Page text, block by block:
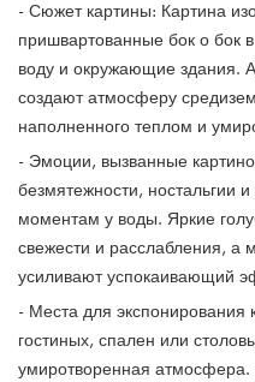
- Сюжет картины: Картина
пришвартованные бок о бок
воду и окружающие здания.
создают атмосферу
наполненного теплом и
- Эмоции, вызванные
безмятежности, ностальгии
моментам у воды. Яркие
свежести и расслабления, а
усиливают успокаивающий
- Места для экспонирования
гостиных, спален или
умиротворенная атмосфера.